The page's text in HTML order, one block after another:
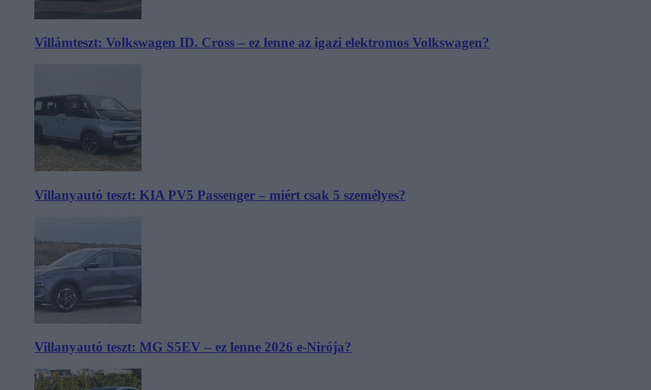
Villámteszt: Volkswagen ID. Cross – ez lenne az igazi elektromos Volkswagen?
Villanyautó teszt: KIA PV5 Passenger – miért csak 5 személyes?
Villanyautó teszt: MG S5EV – ez lenne 2026 e-Nirója?